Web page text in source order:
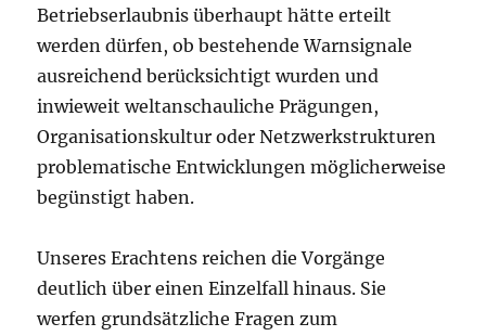
Betriebserlaubnis überhaupt hätte erteilt
werden dürfen, ob bestehende Warnsignale
ausreichend berücksichtigt wurden und
inwieweit weltanschauliche Prägungen,
Organisationskultur oder Netzwerkstrukturen
problematische Entwicklungen möglicherweise
begünstigt haben.
Unseres Erachtens reichen die Vorgänge
deutlich über einen Einzelfall hinaus. Sie
werfen grundsätzliche Fragen zum